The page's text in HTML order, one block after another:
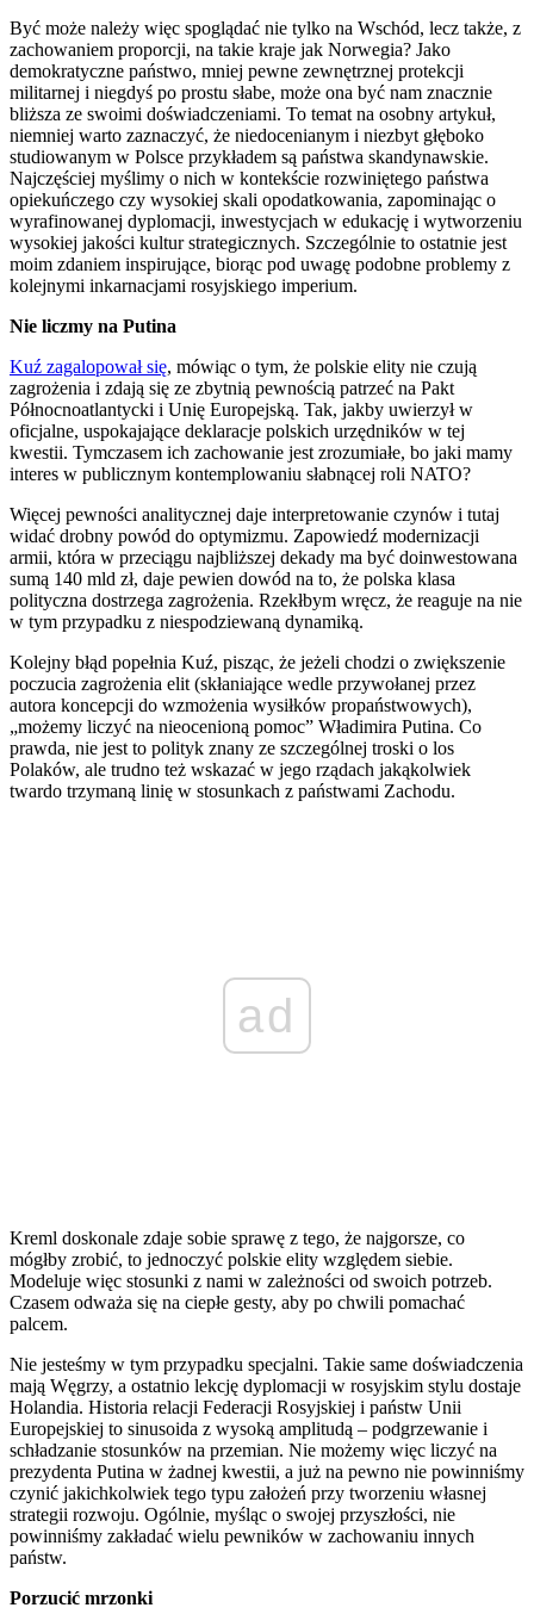
Być może należy więc spoglądać nie tylko na Wschód, lecz także, z
zachowaniem proporcji, na takie kraje jak Norwegia? Jako
demokratyczne państwo, mniej pewne zewnętrznej protekcji
militarnej i niegdyś po prostu słabe, może ona być nam znacznie
bliższa ze swoimi doświadczeniami. To temat na osobny artykuł,
niemniej warto zaznaczyć, że niedocenianym i niezbyt głęboko
studiowanym w Polsce przykładem są państwa skandynawskie.
Najczęściej myślimy o nich w kontekście rozwiniętego państwa
opiekuńczego czy wysokiej skali opodatkowania, zapominając o
wyrafinowanej dyplomacji, inwestycjach w edukację i wytworzeniu
wysokiej jakości kultur strategicznych. Szczególnie to ostatnie jest
moim zdaniem inspirujące, biorąc pod uwagę podobne problemy z
kolejnymi inkarnacjami rosyjskiego imperium.
Nie liczmy na Putina
Kuź zagalopował się, mówiąc o tym, że polskie elity nie czują
zagrożenia i zdają się ze zbytnią pewnością patrzeć na Pakt
Północnoatlantycki i Unię Europejską. Tak, jakby uwierzył w
oficjalne, uspokajające deklaracje polskich urzędników w tej
kwestii. Tymczasem ich zachowanie jest zrozumiałe, bo jaki mamy
interes w publicznym kontemplowaniu słabnącej roli NATO?
Więcej pewności analitycznej daje interpretowanie czynów i tutaj
widać drobny powód do optymizmu. Zapowiedź modernizacji
armii, która w przeciągu najbliższej dekady ma być doinwestowana
sumą 140 mld zł, daje pewien dowód na to, że polska klasa
polityczna dostrzega zagrożenia. Rzekłbym wręcz, że reaguje na nie
w tym przypadku z niespodziewaną dynamiką.
Kolejny błąd popełnia Kuź, pisząc, że jeżeli chodzi o zwiększenie
poczucia zagrożenia elit (skłaniające wedle przywołanej przez
autora koncepcji do wzmożenia wysiłków propaństwowych),
„możemy liczyć na nieocenioną pomoc” Władimira Putina. Co
prawda, nie jest to polityk znany ze szczególnej troski o los
Polaków, ale trudno też wskazać w jego rządach jakąkolwiek
twardo trzymaną linię w stosunkach z państwami Zachodu.
ad
Kreml doskonale zdaje sobie sprawę z tego, że najgorsze, co
mógłby zrobić, to jednoczyć polskie elity względem siebie.
Modeluje więc stosunki z nami w zależności od swoich potrzeb.
Czasem odważa się na ciepłe gesty, aby po chwili pomachać
palcem.
Nie jesteśmy w tym przypadku specjalni. Takie same doświadczenia
mają Węgrzy, a ostatnio lekcję dyplomacji w rosyjskim stylu dostaje
Holandia. Historia relacji Federacji Rosyjskiej i państw Unii
Europejskiej to sinusoida z wysoką amplitudą – podgrzewanie i
schładzanie stosunków na przemian. Nie możemy więc liczyć na
prezydenta Putina w żadnej kwestii, a już na pewno nie powinniśmy
czynić jakichkolwiek tego typu założeń przy tworzeniu własnej
strategii rozwoju. Ogólnie, myśląc o swojej przyszłości, nie
powinniśmy zakładać wielu pewników w zachowaniu innych
państw.
Porzucić mrzonki